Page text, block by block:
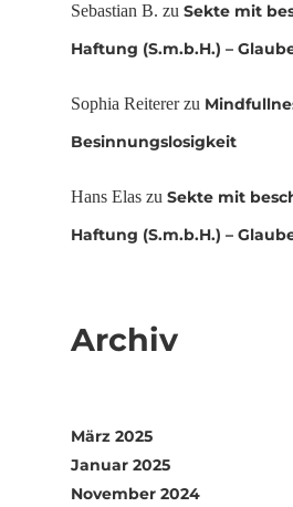
Sebastian B. zu Sekte mit
Haftung (S.m.b.H.) –
Sophia Reitererzu
Besinnungslosigkeit
Hans Elas zu Sekte mit
Haftung (S.m.b.H.) –
Archiv
März 2025
Januar 2025
November 2024